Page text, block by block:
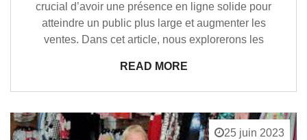
crucial d’avoir une présence en ligne solide pour
atteindre un public plus large et augmenter les
ventes. Dans cet article, nous explorerons les
READ MORE
25 juin 2023